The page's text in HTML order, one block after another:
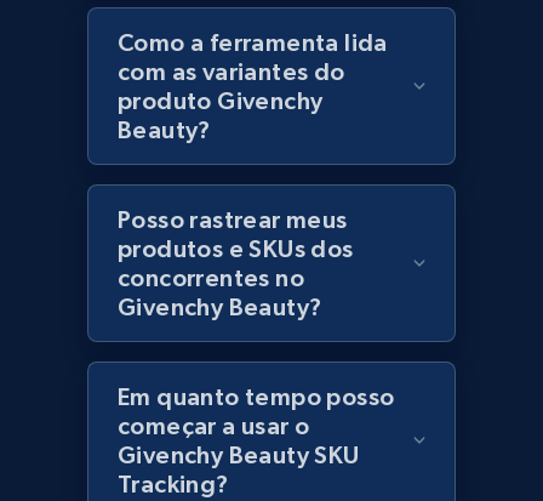
URL, Title, Rating, Reviews, Initial price, Final
price, Currency, Stock, and more.
991+ 164+ Comece agora
Lazada - Products - Discover products by
seller URL
URL, Title, Rating, Reviews, Initial price, Final
price, Currency, Stock, and more.
991+ 164+
Como a ferramenta lida
com as variantes do
produto Givenchy
Beauty?
Posso rastrear meus
produtos e SKUs dos
concorrentes no
Givenchy Beauty?
Em quanto tempo posso
começar a usar o
Givenchy Beauty SKU
Tracking?